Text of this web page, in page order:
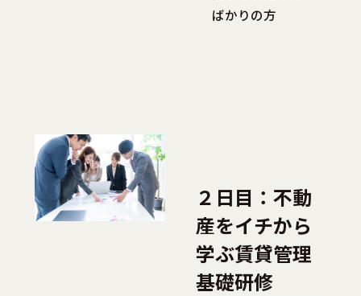
ばかりの方
２日目：不動
産をイチから
学ぶ賃貸管理
基礎研修